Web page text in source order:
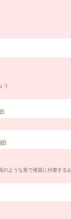
う
のような形で便器に付着する